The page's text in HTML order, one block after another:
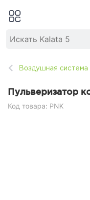
Воздушная система
Пульверизатор
Код товара: PNK